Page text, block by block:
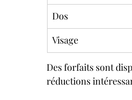
Dos
Visage
Des forfaits sont
réductions